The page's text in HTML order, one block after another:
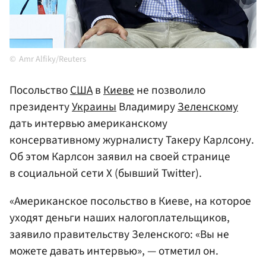
Amr Alfiky/Reuters
ПосольствоСШАвКиевене позволило
президентуУкраиныВладимируЗеленскому
дать интервью американскому
консервативному журналисту Такеру Карлсону.
Об этом Карлсон заявил на своей странице
в социальной сети Х (бывший Twitter).
«Американское посольство в Киеве, на которое
уходят деньги наших налогоплательщиков,
заявило правительству Зеленского: «Вы не
можете давать интервью», — отметил он.